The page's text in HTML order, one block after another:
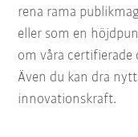
rena rama
eller som en
om våra certifierade
Även du kan dra
innovationskraft.